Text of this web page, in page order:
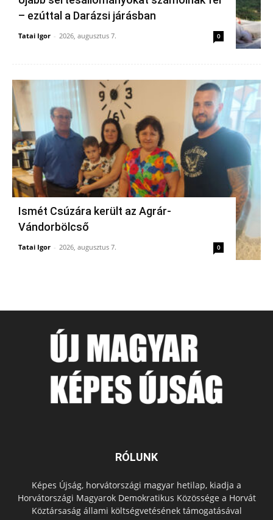
– ezúttal a Darázsi járásban
Tatai Igor - 2026, augusztus 7. 0
Ismét Csúzára került az Agrár-
Vándorbölcső
Tatai Igor - 2026, augusztus 7. 0
RÓLUNK
Képes Újság, horvátországi magyar hetilap, kiadja a
Horvátországi Magyarok Demokratikus Közössége a Horvát
Köztársaság állami költségvetésének támogatásával